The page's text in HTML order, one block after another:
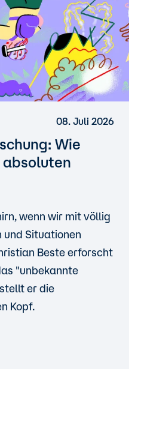
08. Juli 2026
Wie
wenn wir mit völlig
und Situationen
Beste erforscht
"unbekannte
er die
Kopf.